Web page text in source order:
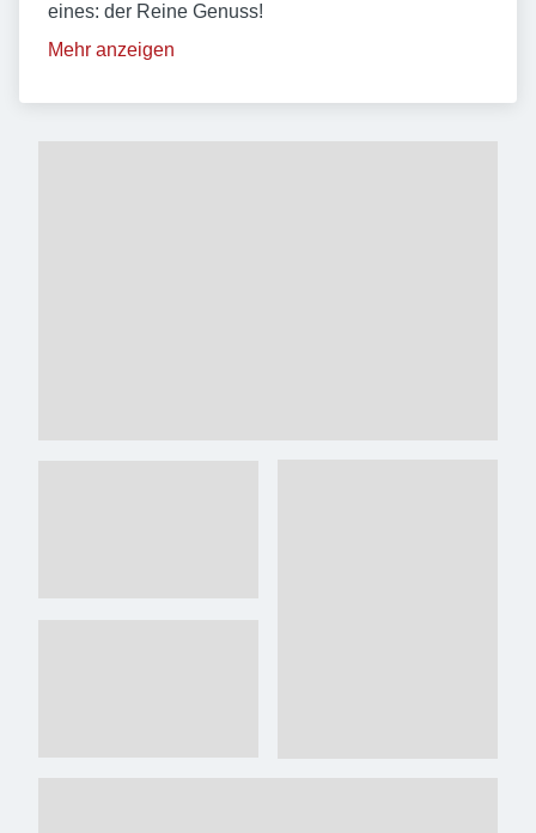
eines: der Reine Genuss!
Mehr anzeigen